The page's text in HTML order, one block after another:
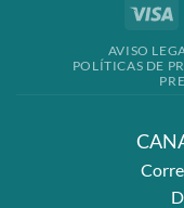
AVISO
POLÍTICAS DE